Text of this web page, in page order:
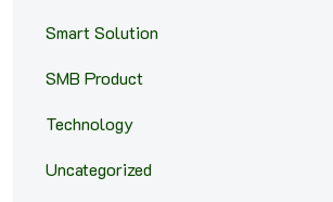
Smart Solution
SMB Product
Technology
Uncategorized